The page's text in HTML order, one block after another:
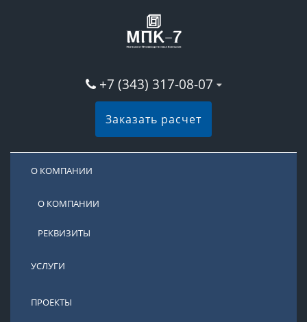
+7 (343) 317-08-07
Заказать расчет
О КОМПАНИИ
О КОМПАНИИ
РЕКВИЗИТЫ
УСЛУГИ
ПРОЕКТЫ